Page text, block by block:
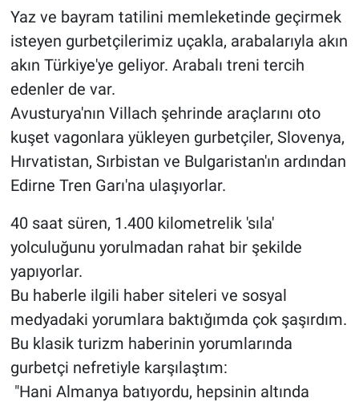
Yaz ve bayram tatilini memleketinde geçirmek
isteyen gurbetçilerimiz uçakla, arabalarıyla akın
akın Türkiye'ye geliyor. Arabalı treni tercih
edenler de var.
Avusturya'nın Villach şehrinde araçlarını oto
kuşet vagonlara yükleyen gurbetçiler, Slovenya,
Hırvatistan, Sırbistan ve Bulgaristan'ın ardından
Edirne Tren Garı'na ulaşıyorlar.
40 saat süren, 1.400 kilometrelik 'sıla'
yolculuğunu yorulmadan rahat bir şekilde
yapıyorlar.
Bu haberle ilgili haber siteleri ve sosyal
medyadaki yorumlara baktığımda çok şaşırdım.
Bu klasik turizm haberinin yorumlarında
gurbetçi nefretiyle karşılaştım:
"Hani Almanya batıyordu, hepsinin altında